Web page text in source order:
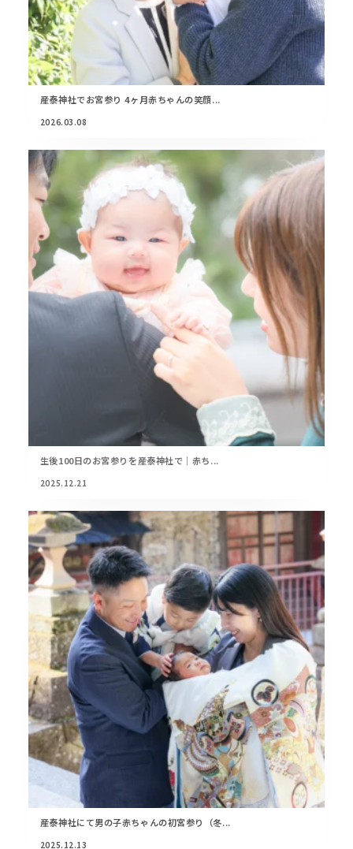
産泰神社でお宮参り 4ヶ月赤ちゃんの笑顔...
2026.03.08
生後100日のお宮参りを産泰神社で｜赤ち...
2025.12.21
産泰神社にて男の子赤ちゃんの初宮参り（冬...
2025.12.13